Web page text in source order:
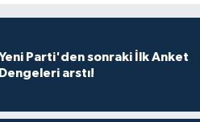
Parti'den sonraki İlk Anket
Dengeleri arstı!